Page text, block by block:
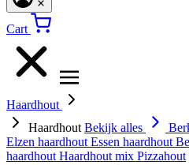
Cart
Haardhout
Haardhout Bekijk alles
Elzen haardhout Essen haardhout
haardhout Haardhout mix Pizzahout